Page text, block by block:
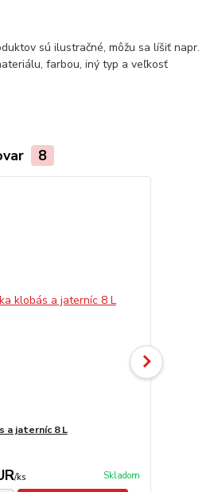
sú ilustračné, môžu sa líšiť napr.
farbou, iný typ a veľkosť
8
a jaterníc 8 L
/ks Skladom